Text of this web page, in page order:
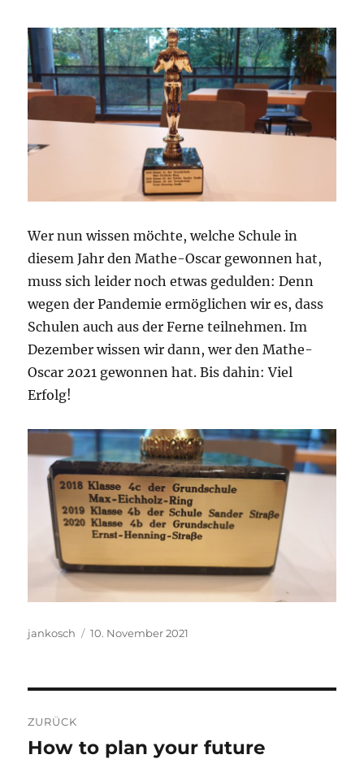
Wer nun wissen möchte, welche Schule in
diesem Jahr den Mathe-Oscar gewonnen hat,
muss sich leider noch etwas gedulden: Denn
wegen der Pandemie ermöglichen wir es, dass
Schulen auch aus der Ferne teilnehmen. Im
Dezember wissen wir dann, wer den Mathe-
Oscar 2021 gewonnen hat. Bis dahin: Viel
Erfolg!
Autor
jankosch
Veröffentlicht
10. November 2021
ZURÜCK
Vorheriger
How to plan your future